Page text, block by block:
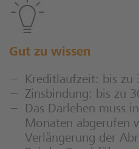
Gut zu wissen
Kreditlaufzeit: bis zu
Zinsbindung: bis zu
Das Darlehen muss
Monaten abgerufen
Verlängerung der